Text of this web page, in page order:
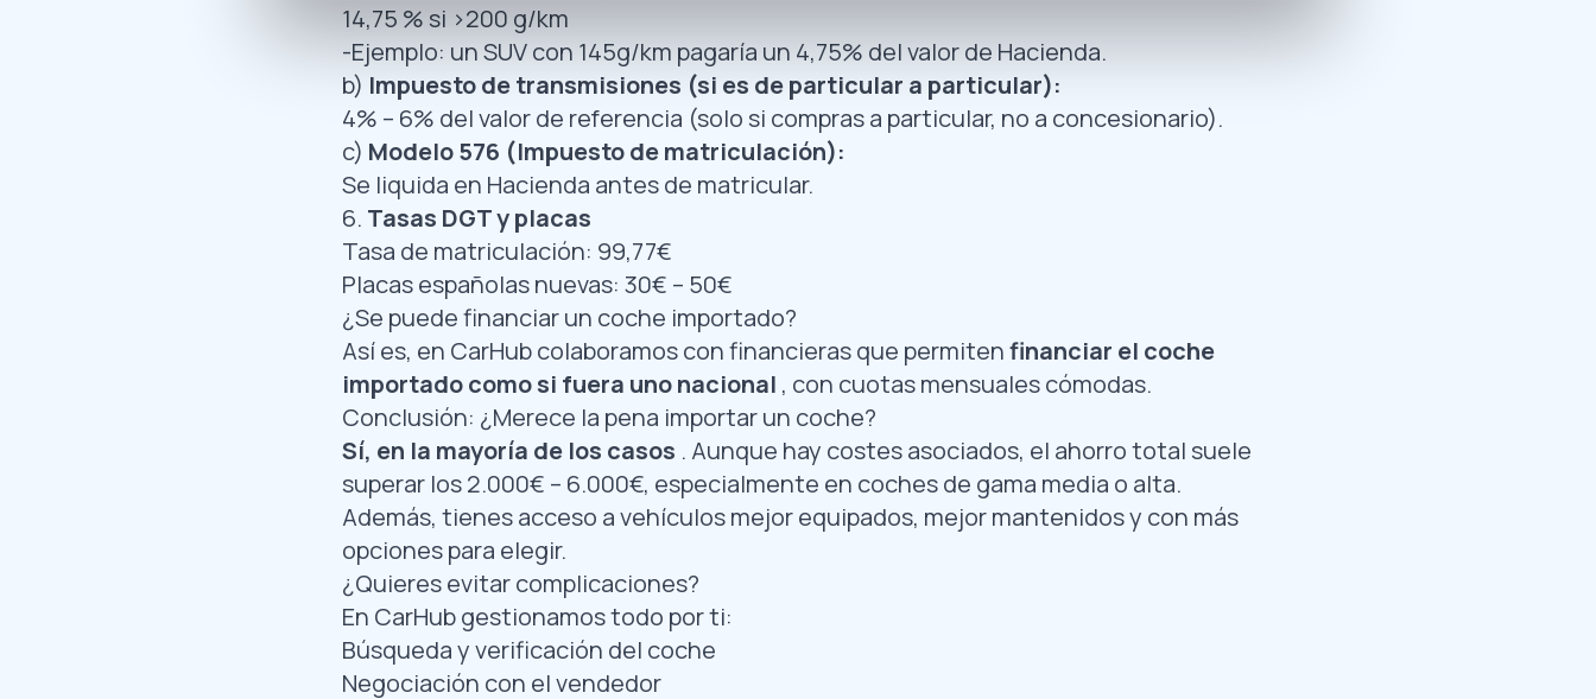
14,75 % si >200 g/km
-Ejemplo: un SUV con 145g/km pagaría un 4,75% del valor de Hacienda.
b) Impuesto de transmisiones (si es de particular a particular):
4% – 6% del valor de referencia (solo si compras a particular, no a concesionario).
c) Modelo 576 (Impuesto de matriculación):
Se liquida en Hacienda antes de matricular.
6. Tasas DGT y placas
Tasa de matriculación: 99,77€
Placas españolas nuevas: 30€ – 50€
¿Se puede financiar un coche importado?
Así es, en CarHub colaboramos con financieras que permitenfinanciar el coche
importado como si fuera uno nacional , con cuotas mensuales cómodas.
Conclusión: ¿Merece la pena importar un coche?
Sí, en la mayoría de los casos . Aunque hay costes asociados, el ahorro total suele
superar los 2.000€ – 6.000€, especialmente en coches de gama media o alta.
Además, tienes acceso a vehículos mejor equipados, mejor mantenidos y con más
opciones para elegir.
¿Quieres evitar complicaciones?
En CarHub gestionamos todo por ti:
Búsqueda y verificación del coche
Negociación con el vendedor